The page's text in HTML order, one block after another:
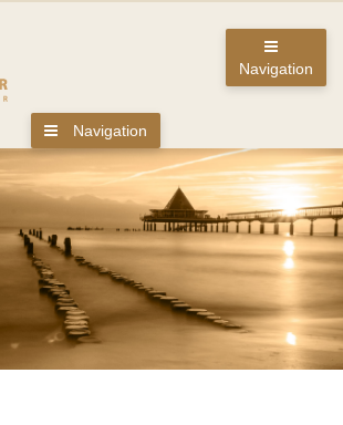
Navigation
Navigation